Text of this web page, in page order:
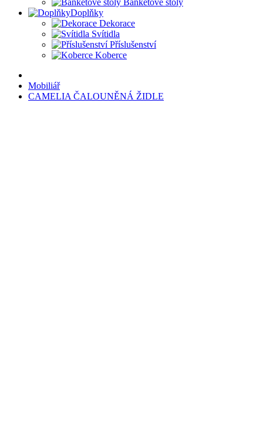
Banketové stoly
Doplňky
Dekorace
Svítidla
Příslušenství
Koberce
Mobiliář
CAMELIA ČALOUNĚNÁ ŽIDLE